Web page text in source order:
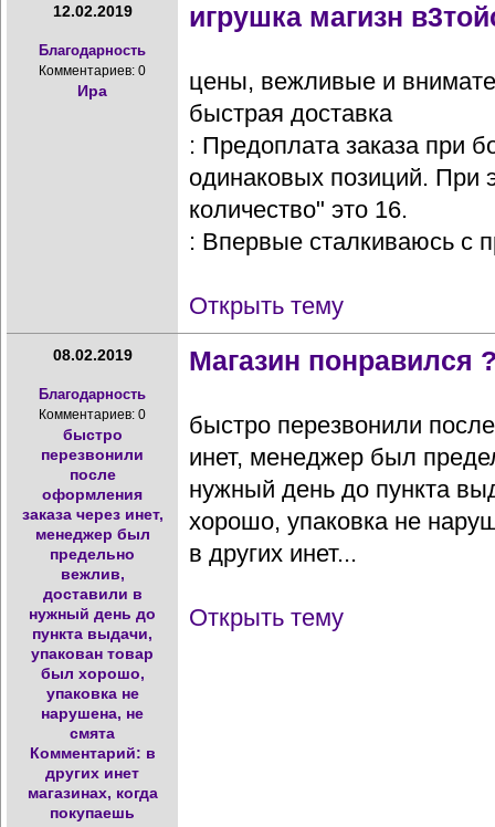
12.02.2019
Благодарность
Комментариев: 0
Ира
игрушка магизн
цены, вежливые и
быстрая доставка
: Предоплата заказа при
одинаковых позиций. При
количество" это 16.
: Впервые сталкиваюсь с
Открыть тему
08.02.2019
Благодарность
Комментариев: 0
быстро
перезвонили
после
оформления
заказа через инет,
менеджер был
предельно
вежлив,
доставили в
нужный день до
пункта выдачи,
упакован товар
был хорошо,
упаковка не
нарушена, не
смята
Комментарий: в
других инет
магазинах, когда
покупаешь
Магазин понравился
быстро перезвонили
инет, менеджер был
нужный день до пункта
хорошо, упаковка не
в других инет...
Открыть тему